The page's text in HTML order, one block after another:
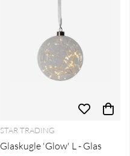
STAR TRADING
Glaskugle 'Glow' L - Glas